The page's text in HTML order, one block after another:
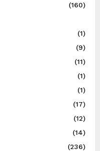
(160)
(1)
(9)
(11)
(1)
(1)
(17)
(12)
(14)
(236)